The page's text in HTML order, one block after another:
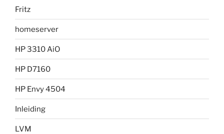
Fritz
homeserver
HP 3310 AiO
HP D7160
HP Envy 4504
Inleiding
LVM